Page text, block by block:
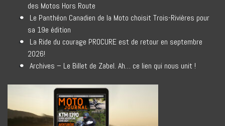
des Motos Hors Route
Le Panthéon Canadien de la Moto choisit Trois-Rivières pour
sa 19e édition
La Ride du courage PROCURE est de retour en septembre
2026!
Archives – Le Billet de Zabel. Ah… ce lien qui nous unit !